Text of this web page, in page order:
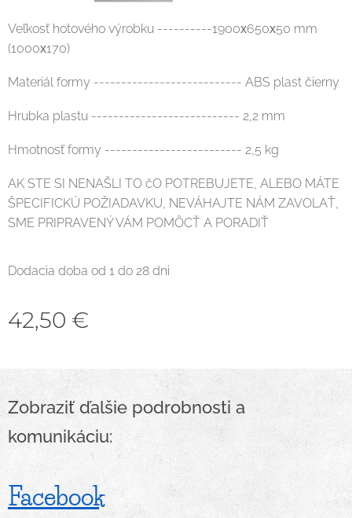
Veľkosť hotového výrobku ----------1900х650х50 mm
(1000х170)
Materiál formy --------------------------- ABS plast čierny
Hrubka plastu --------------------------- 2,2 mm
Hmotnosť formy ------------------------- 2,5 kg
AK STE SI NENAŠLI TO čO POTREBUJETE, ALEBO MÁTE
ŠPECIFICKÚ POŽIADAVKU, NEVÁHAJTE NÁM ZAVOLAŤ,
SME PRIPRAVENÝ VÁM POMÔCŤ A PORADIŤ
Dodacia doba od 1 do 28 dni
42,50 €
Zobraziť ďalšie podrobnosti a
komunikáciu:
Facebook